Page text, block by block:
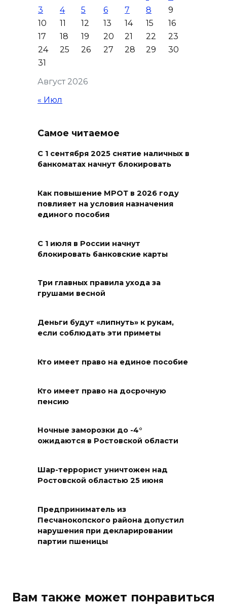
ростовчане установили
самодельные поилки для
бездомных животных
08 августа 2026 16:56
Журналисты «ДОН 24» вышли
на субботник в парке
08 августа 2026 15:59
Сносить нельзя, сохранять
нечем: как ростовчане
Рувинского от запустения
08 августа 2026 14:04
поджег газ в квартире
08 августа 2026 13:19
Юрий Слюсарь поздравил
жителей Ростовской области
08 августа 2026 10:49
Ростовчане оказались среди
эвакуированных с пляжа в
08 августа 2026 10:40
ликвидировали 16
08 августа 2026 10:35
В Ростовской области
08 августа 2026 09:32
Август 2026
3
4 5 6 7 8
9
10
11 12 13 14 15
16
17
18 19 20 21 22
23
24
25 26 27 28 29
30
31
« Июл
Самое читаемое
С 1 сентября 2025 снятие наличных в
банкоматах начнут блокировать
Как повышение МРОТ в 2026 году
повлияет на условия назначения
единого пособия
С 1 июля в России начнут
блокировать банковские карты
Три главных правила ухода за
грушами весной
Деньги будут «липнуть» к рукам,
если соблюдать эти приметы
Кто имеет право на единое пособие
Кто имеет право на досрочную
пенсию
Ночные заморозки до -4°
ожидаются в Ростовской области
Шар-террорист уничтожен над
Ростовской областью 25 июня
Предприниматель из
Песчанокопского района допустил
нарушения при декларировании
партии пшеницы
Вам также может понравиться